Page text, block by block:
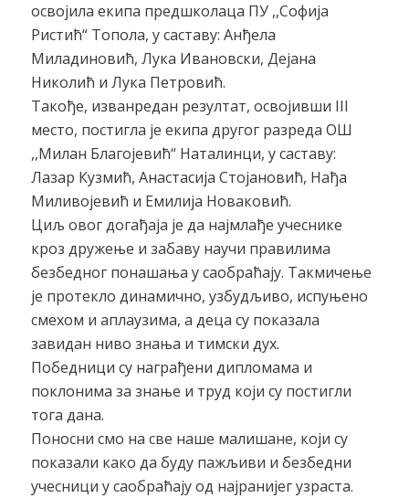
освојила екипа предшколаца ПУ ,,Софија
Ристић“ Топола, у саставу: Анђела
Миладиновић, Лука Ивановски, Дејана
Николић и Лука Петровић.
Такође, изванредан резултат, освојивши III
место, постигла је екипа другог разреда ОШ
,,Милан Благојевић“ Наталинци, у саставу:
Лазар Кузмић, Анастасија Стојановић, Нађа
Миливојевић и Емилија Новаковић.
Циљ овог догађаја је да најмлађе учеснике
кроз дружење и забаву научи правилима
безбедног понашања у саобраћају. Такмичење
је протекло динамично, узбудљиво, испуњено
смехом и аплаузима, а деца су показала
завидан ниво знања и тимски дух.
Победници су награђени дипломама и
поклонима за знање и труд који су постигли
тога дана.
Поносни смо на све наше малишане, који су
показали како да буду пажљиви и безбедни
учесници у саобраћају од најранијег узраста.